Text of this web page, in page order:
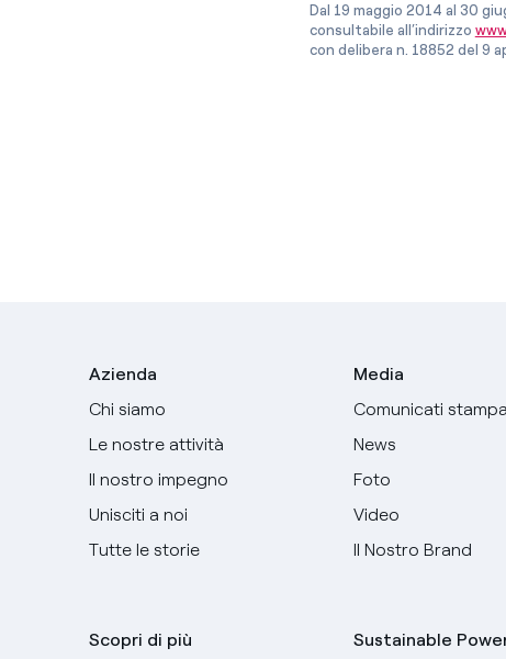
Dal 19 maggio 2014 al 30
consultabile all’indirizzo
con delibera n. 18852 del 9
Azienda
Chi siamo
Le nostre attività
Il nostro impegno
Unisciti a noi
Tutte le storie
Scopri di più
Media
Comunicati stampa
News
Foto
Video
Il Nostro Brand
Sustainable